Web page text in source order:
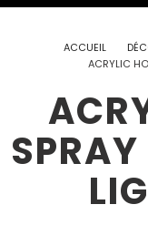
ACCUEIL
ACRYLIC